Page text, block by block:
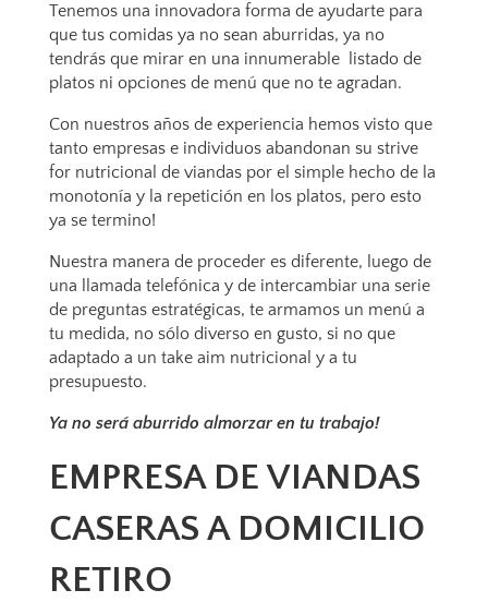
Tenemos una innovadora forma de ayudarte para
que tus comidas ya no sean aburridas, ya no
tendrás que mirar en una innumerable listado de
platos ni opciones de menú que no te agradan.
Con nuestros años de experiencia hemos visto que
tanto empresas e individuos abandonan su strive
for nutricional de viandas por el simple hecho de la
monotonía y la repetición en los platos, pero esto
ya se termino!
Nuestra manera de proceder es diferente, luego de
una llamada telefónica y de intercambiar una serie
de preguntas estratégicas, te armamos un menú a
tu medida, no sólo diverso en gusto, si no que
adaptado a un take aim nutricional y a tu
presupuesto.
Ya no será aburrido almorzar en tu trabajo!
EMPRESA DE VIANDAS
CASERAS A DOMICILIO
RETIRO